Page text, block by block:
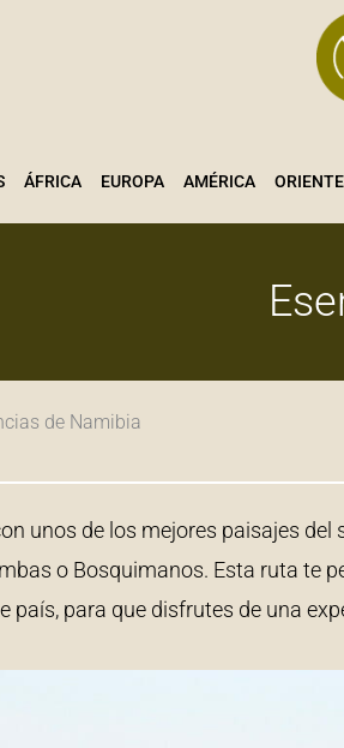
ÁFRICA EUROPA AMÉRICA
de Namibia
unos de los mejores paisajes del
o Bosquimanos. Esta ruta te
país, para que disfrutes de una